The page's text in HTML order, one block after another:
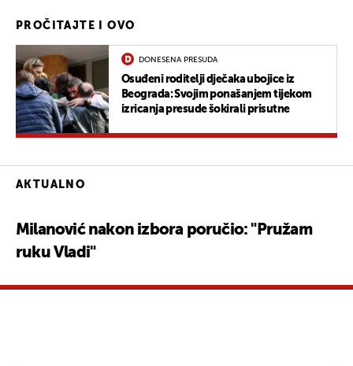
PROČITAJTE I OVO
DONESENA PRESUDA
Osuđeni roditelji dječaka ubojice iz
Beograda: Svojim ponašanjem tijekom
izricanja presude šokirali prisutne
AKTUALNO
Milanović nakon izbora poručio: "Pružam
ruku Vladi"